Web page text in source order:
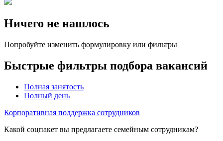
Ничего не нашлось
Попробуйте изменить формулировку или фильтры
Быстрые фильтры подбора вакансий
Полная занятость
Полный день
Корпоративная поддержка сотрудников
Какой соцпакет вы предлагаете семейным сотрудникам?